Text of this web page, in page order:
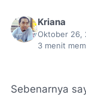
Kriana
Oktober 26,
3 menit
Sebenarnya